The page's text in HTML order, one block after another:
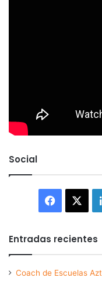
Social
Entradas recientes
Coach de Escuelas